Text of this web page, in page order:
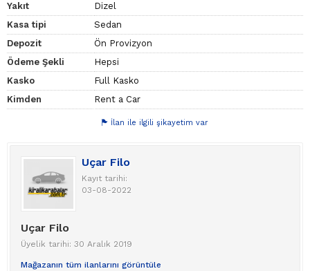
Yakıt
Dizel
Kasa tipi
Sedan
Depozit
Ön Provizyon
Ödeme Şekli
Hepsi
Kasko
Full Kasko
Kimden
Rent a Car
İlan ile ilgili şikayetim var
Uçar Filo
Kayıt tarihi:
03-08-2022
Uçar Filo
Üyelik tarihi: 30 Aralık 2019
Mağazanın tüm ilanlarını görüntüle